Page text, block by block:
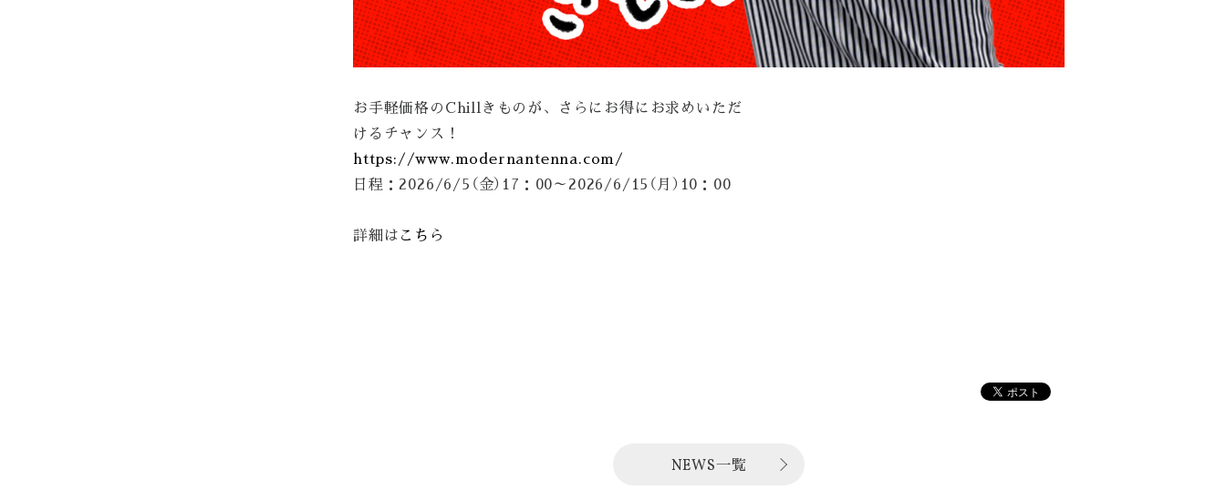
お手軽価格のChillきものが、さらにお得にお求めいただ
けるチャンス！
https://www.modernantenna.com/
日程：2026/6/5（金）17：00～2026/6/15（月）10：00
詳細はこちら
NEWS一覧